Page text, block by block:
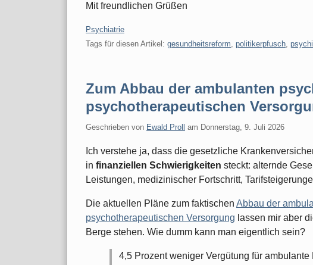
Mit freundlichen Grüßen
Kategorien:
Psychiatrie
Tags für diesen Artikel: gesundheitsreform, politikerpfusch,
Zum Abbau der ambulanten
psychotherapeutischen
Geschrieben von Ewald Proll am Donnerstag, 9. Juli 2026
Ich verstehe ja, dass die gesetzliche
in finanziellen Schwierigkeiten steckt: alternde
Leistungen, medizinischer Fortschritt,
Die aktuellen Pläne zum faktischen Abbau der
psychotherapeutischen Versorgung lassen mir aber
Berge stehen. Wie dumm kann man eigentlich sein?
4,5 Prozent weniger Vergütung für